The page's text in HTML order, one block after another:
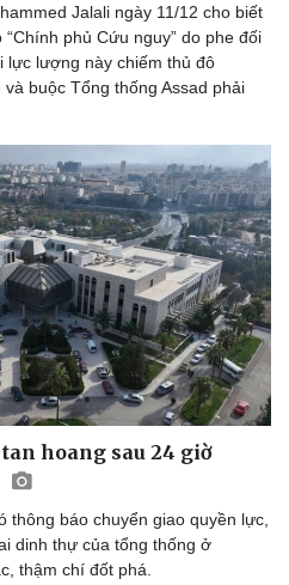
Jalali ngày 11/12 cho biết
phủ Cứu nguy” do phe đối
lực lượng này chiếm thủ đô
buộc Tổng thống Assad phải
hoang sau 24 giờ
thông báo chuyển giao quyền lực,
dinh thự của tổng thống ở
thậm chí đốt phá.